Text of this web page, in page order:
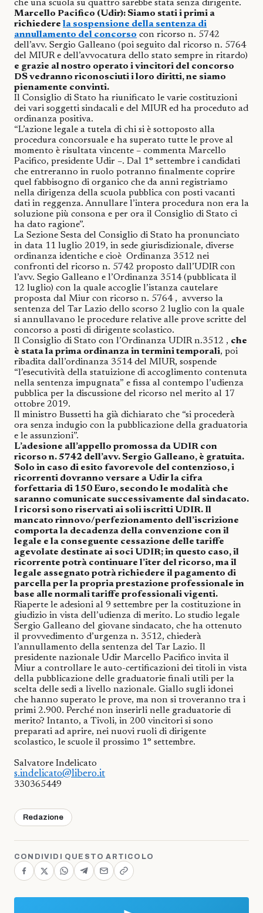
che una scuola su quattro sarebbe stata senza dirigente.
Marcello Pacifico (Udir): Siamo stati i primi a
richiedere la sospensione della sentenza di
annullamento del concorso con ricorso n. 5742
dell’avv. Sergio Galleano (poi seguito dal ricorso n. 5764
del MIUR e dell’avvocatura dello stato sempre in ritardo)
e grazie al nostro operato i vincitori del concorso
DS vedranno riconosciuti i loro diritti, ne siamo
pienamente convinti.
Il Consiglio di Stato ha riunificato le varie costituzioni
dei vari soggetti sindacali e del MIUR ed ha proceduto ad
ordinanza positiva.
“L’azione legale a tutela di chi si è sottoposto alla
procedura concorsuale e ha superato tutte le prove al
momento è risultata vincente – commenta Marcello
Pacifico, presidente Udir –. Dal 1° settembre i candidati
che entreranno in ruolo potranno finalmente coprire
quel fabbisogno di organico che da anni registriamo
nella dirigenza della scuola pubblica con posti vacanti
dati in reggenza. Annullare l’intera procedura non era la
soluzione più consona e per ora il Consiglio di Stato ci
ha dato ragione”.
La Sezione Sesta del Consiglio di Stato ha pronunciato
in data 11 luglio 2019, in sede giurisdizionale, diverse
ordinanza identiche e cioè Ordinanza 3512 nei
confronti del ricorso n. 5742 proposto dall’UDIR con
l’avv. Segio Galleano e l’Ordinanza 3514 (pubblicata il
12 luglio) con la quale accoglie l’istanza cautelare
proposta dal Miur con ricorso n. 5764 , avverso la
sentenza del Tar Lazio dello scorso 2 luglio con la quale
si annullavano le procedure relative alle prove scritte del
concorso a posti di dirigente scolastico.
Il Consiglio di Stato con l’Ordinanza UDIR n.3512 , che
è stata la prima ordinanza in termini temporali, poi
ribadita dall’ordinanza 3514 del MIUR, sospende
“l’esecutività della statuizione di accoglimento contenuta
nella sentenza impugnata” e fissa al contempo l’udienza
pubblica per la discussione del ricorso nel merito al 17
ottobre 2019.
Il ministro Bussetti ha già dichiarato che “si procederà
ora senza indugio con la pubblicazione della graduatoria
e le assunzioni”.
L’adesione all’appello promossa da UDIR con
ricorso n. 5742 dell’avv. Sergio Galleano, è gratuita.
Solo in caso di esito favorevole del contenzioso, i
ricorrenti dovranno versare a Udir la cifra
forfettaria di 150 Euro, secondo le modalità che
saranno comunicate successivamente dal sindacato.
I ricorsi sono riservati ai soli iscritti UDIR. Il
mancato rinnovo/perfezionamento dell’iscrizione
comporta la decadenza della convenzione con il
legale e la conseguente cessazione delle tariffe
agevolate destinate ai soci UDIR; in questo caso, il
ricorrente potrà continuare l’iter del ricorso, ma il
legale assegnato potrà richiedere il pagamento di
parcella per la propria prestazione professionale in
base alle normali tariffe professionali vigenti.
Riaperte le adesioni al 9 settembre per la costituzione in
giudizio in vista dell’udienza di merito. Lo studio legale
Sergio Galleano del giovane sindacato, che ha ottenuto
il provvedimento d’urgenza n. 3512, chiederà
l’annullamento della sentenza del Tar Lazio. Il
presidente nazionale Udir Marcello Pacifico invita il
Miur a controllare le auto-certificazioni dei titoli in vista
della pubblicazione delle graduatorie finali utili per la
scelta delle sedi a livello nazionale. Giallo sugli idonei
che hanno superato le prove, ma non si troveranno tra i
primi 2.900. Perché non inserirli nelle graduatorie di
merito? Intanto, a Tivoli, in 200 vincitori si sono
preparati ad aprire, nei nuovi ruoli di dirigente
scolastico, le scuole il prossimo 1° settembre.
Salvatore Indelicato
s.indelicato@libero.it
330365449
Redazione
CONDIVIDI QUESTO ARTICOLO